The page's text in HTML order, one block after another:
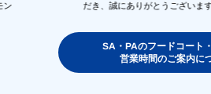
ン
だき、誠にありがとうござい
SA・PAのフードコート
営業時間のご案内に